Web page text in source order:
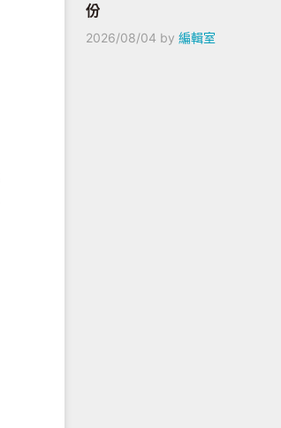
份
2026/08/04 by 編輯室